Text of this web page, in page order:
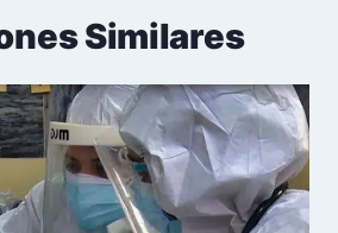
Similares